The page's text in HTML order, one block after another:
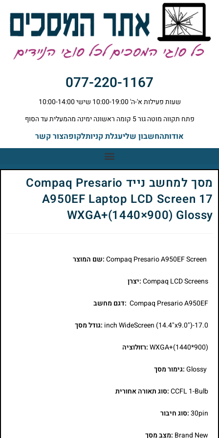
077-220-1167
שעות פעילות א'-ה' 10:00-19:00 שישי 10:00-14:00
פתח תקווה מוטה גור 5 קומה ראשונה ימינה מהמעלית עד הסוף
אודותהחשבון שליעגלת קניותלקופהצור קשר
מסך למחשב נייד Compaq Presario
A950EF Laptop LCD Screen 17
WXGA+(1440×900) Glossy
:שם המוצר
Compaq LCD Screens:יצרן
Compaq Presario A950EF :דגם מחשב
17.0-inch WideScreen (14.4"x9.0") :גודל מסך
WXGA+(1440*900):רזולוציה
Glossy:גימור מסך
CCFL 1-Bulb:סוג תאורה אחורית
30pin:סוג חיבור
Brand New :מצב מסך